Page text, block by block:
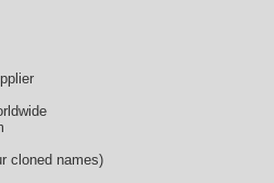
cloned names)